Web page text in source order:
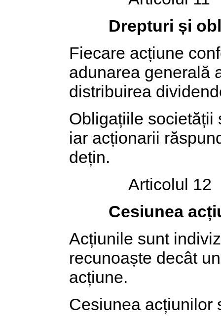
Drepturi și
Fiecare acțiune
adunarea generală
distribuirea
Obligațiile societății
iar acționarii
dețin.
Articolul 12
Cesiunea
Acțiunile sunt
recunoaște decât
acțiune.
Cesiunea acțiunilor